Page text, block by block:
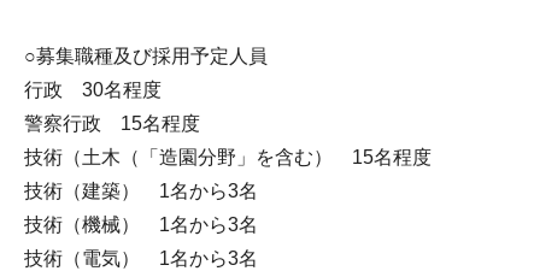
○募集職種及び採用予定人員
行政 30名程度
警察行政 15名程度
技術（土木（「造園分野」を含む） 15名程度
技術（建築） 1名から3名
技術（機械） 1名から3名
技術（電気） 1名から3名